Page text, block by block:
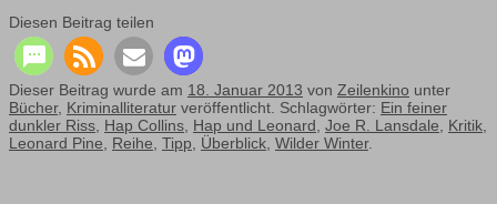
Diesen Beitrag teilen
Dieser Beitrag wurde am 18. Januar 2013 von Zeilenkino unter
Bücher, Kriminalliteratur veröffentlicht. Schlagwörter: Ein feiner
dunkler Riss, Hap Collins, Hap und Leonard, Joe R. Lansdale, Kritik,
Leonard Pine, Reihe, Tipp, Überblick, Wilder Winter.